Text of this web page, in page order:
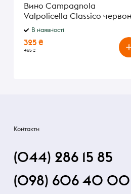
Вино Campagnola
Valpolicella Classico
сухе 0,375л 12,5%
В наявності
325 ₴
465 ₴
Контакти
(044) 286 15 85
(098) 606 40 00